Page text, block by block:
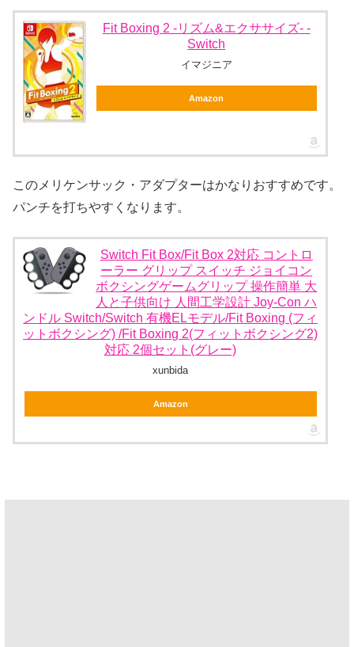
Fit Boxing 2 -リズム&エクササイズ- -
Switch
イマジニア
Amazon
このメリケンサック・アダプターはかなりおすすめです。
パンチを打ちやすくなります。
Switch Fit Box/Fit Box 2対応 コントロ
ーラー グリップ スイッチ ジョイコン
ボクシングゲームグリップ 操作簡単 大
人と子供向け 人間工学設計 Joy-Con ハ
ンドル Switch/Switch 有機ELモデル/Fit Boxing (フィ
ットボクシング) /Fit Boxing 2(フィットボクシング2)
対応 2個セット(グレー)
xunbida
Amazon